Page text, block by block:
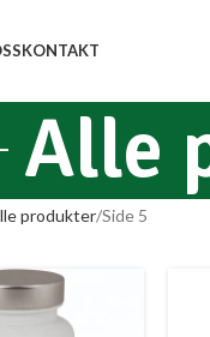
KONTAKT
Alle
produkter Side 5